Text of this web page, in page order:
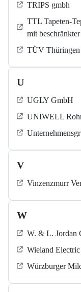
TRIPS gmbh
TTL Tapeten-
mit
TÜV Thüringen
U
UGLY GmbH
UNIWELL
V
Vinzenzmurr
W
W. & L. Jordan
Wieland
Würzburger